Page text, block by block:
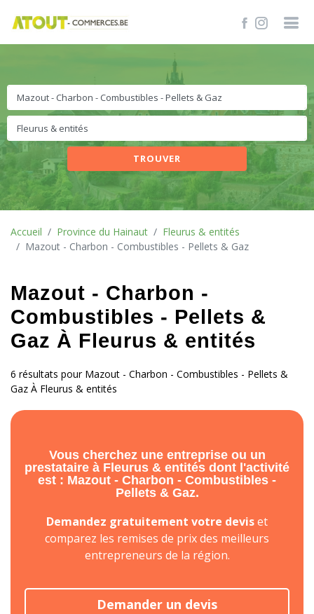
TROUVER
Accueil Province du Hainaut
Fleurus & entités
Mazout - Charbon - Combustibles - Pellets & Gaz
Mazout - Charbon -
Combustibles - Pellets &
Gaz À Fleurus & entités
6 résultats pour Mazout - Charbon - Combustibles - Pellets &
Gaz À Fleurus & entités
Vous cherchez une entreprise ou un
prestataire à Fleurus & entités dont l'activité
est : Mazout - Charbon - Combustibles -
Pellets & Gaz.
Demandez gratuitement votre deviset
comparez les remises de prix des meilleurs
entrepreneurs de la région.
Demander un devis